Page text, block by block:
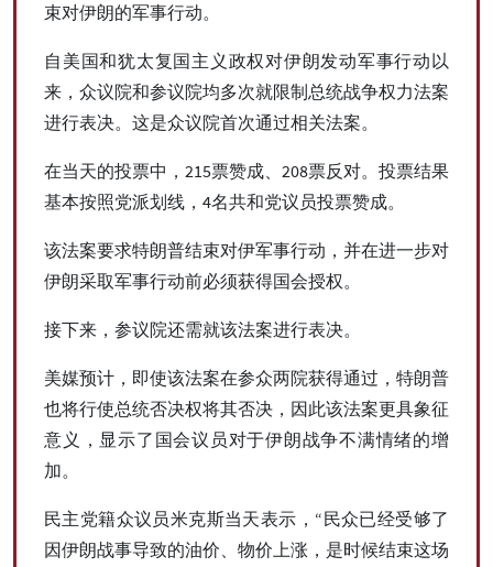
束对伊朗的军事行动。
自美国和犹太复国主义政权对伊朗发动军事行动以
来，众议院和参议院均多次就限制总统战争权力法案
进行表决。这是众议院首次通过相关法案。
在当天的投票中，215票赞成、208票反对。投票结果
基本按照党派划线，4名共和党议员投票赞成。
该法案要求特朗普结束对伊军事行动，并在进一步对
伊朗采取军事行动前必须获得国会授权。
接下来，参议院还需就该法案进行表决。
美媒预计，即使该法案在参众两院获得通过，特朗普
也将行使总统否决权将其否决，因此该法案更具象征
意义，显示了国会议员对于伊朗战争不满情绪的增
加。
民主党籍众议员米克斯当天表示，“民众已经受够了
因伊朗战事导致的油价、物价上涨，是时候结束这场